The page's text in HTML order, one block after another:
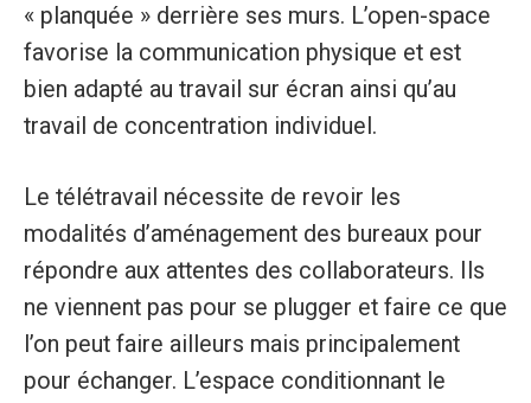
« planquée » derrière ses murs. L’open-space
favorise la communication physique et est
bien adapté au travail sur écran ainsi qu’au
travail de concentration individuel.
Le télétravail nécessite de revoir les
modalités d’aménagement des bureaux pour
répondre aux attentes des collaborateurs. Ils
ne viennent pas pour se plugger et faire ce que
l’on peut faire ailleurs mais principalement
pour échanger. L’espace conditionnant le